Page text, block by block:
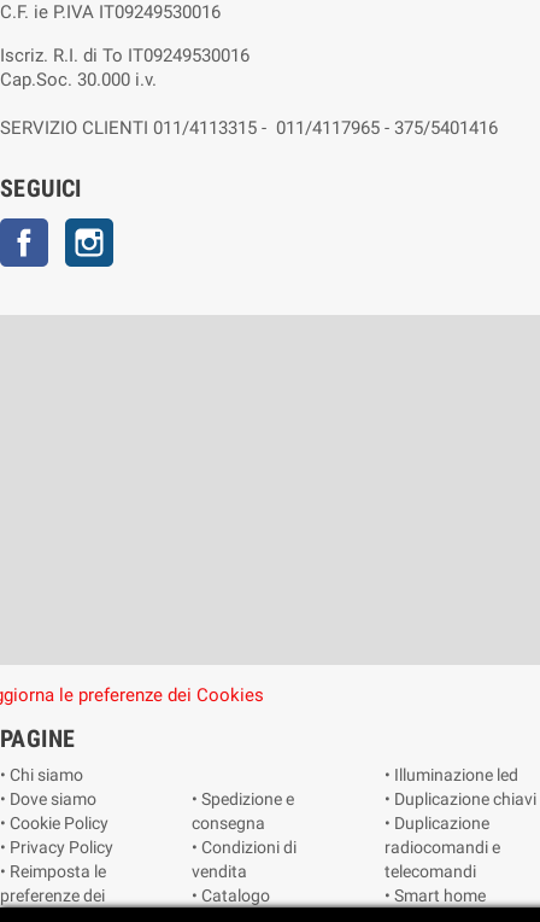
C.F. ie P.IVA IT09249530016
Iscriz. R.I. di To IT09249530016
Cap.Soc. 30.000 i.v.
SERVIZIO CLIENTI 011/4113315 - 011/4117965 - 375/5401416
SEGUICI
Facebook
le preferenze dei Cookies
PAGINE
• Chi siamo
• Dove siamo
• Cookie Policy
• Privacy Policy
• Reimposta le
preferenze dei
• Spedizione e
consegna
• Condizioni di
vendita
• Catalogo
• Illuminazione led
• Duplicazione chiavi
• Duplicazione
radiocomandi e
telecomandi
• Smart home